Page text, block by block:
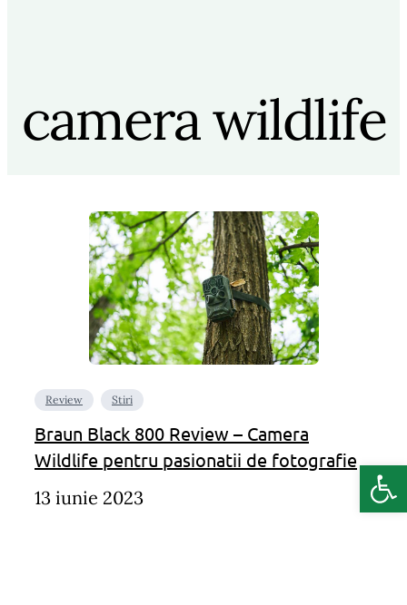
camera wildlife
Review Stiri
Braun Black 800 Review – Camera
Wildlife pentru pasionatii de fotografie
13 iunie 2023